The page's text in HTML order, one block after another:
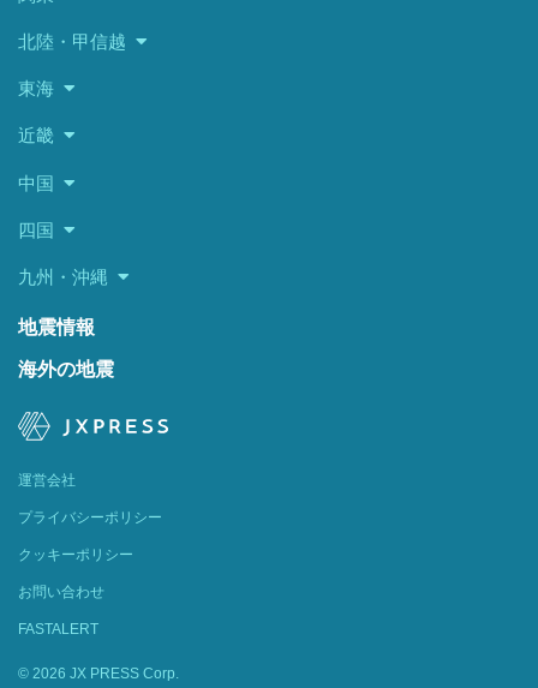
北陸・甲信越
東海
近畿
中国
四国
九州・沖縄
地震情報
海外の地震
運営会社
プライバシーポリシー
クッキーポリシー
お問い合わせ
FASTALERT
© 2026 JX PRESS Corp.